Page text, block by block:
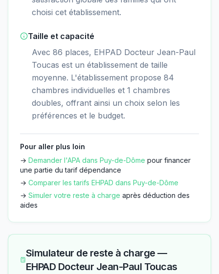
choisi cet établissement.
Taille et capacité
Avec 86 places, EHPAD Docteur Jean-Paul
Toucas est un établissement de taille
moyenne. L'établissement propose 84
chambres individuelles et 1 chambres
doubles, offrant ainsi un choix selon les
préférences et le budget.
Pour aller plus loin
→ Demander l'APA dans Puy-de-Dôme pour financer
une partie du tarif dépendance
→ Comparer les tarifs EHPAD dans Puy-de-Dôme
→ Simuler votre reste à charge après déduction des
aides
Simulateur de reste à charge —
EHPAD Docteur Jean-Paul Toucas